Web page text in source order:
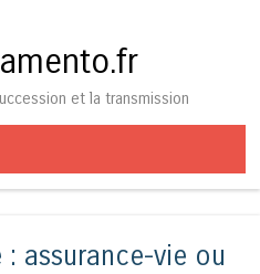
et la transmission
: assurance-vie ou